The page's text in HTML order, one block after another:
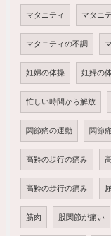
マタニティ マタニ
マタニティの不調
妊婦の体操 妊婦の
忙しい時間から解放
関節痛の運動 関節
高齢の歩行の痛み
高齢の歩行の痛み
筋肉 股関節が痛い